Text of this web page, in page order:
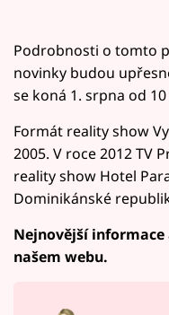
Podrobnosti o tomto
novinky budou
se koná 1. srpna od
Formát reality show
2005. V roce 2012 TV
reality show Hotel
Dominikánské
Nejnovější
našem webu.